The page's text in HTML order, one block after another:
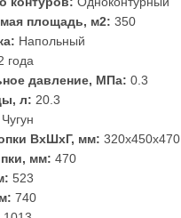
площадь, м2: 350
Напольный
года
давление, МПа: 0.3
л: 20.3
Чугун
ВхШхГ, мм: 320х450х470
мм: 470
523
740